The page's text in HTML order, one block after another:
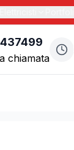
chiamata